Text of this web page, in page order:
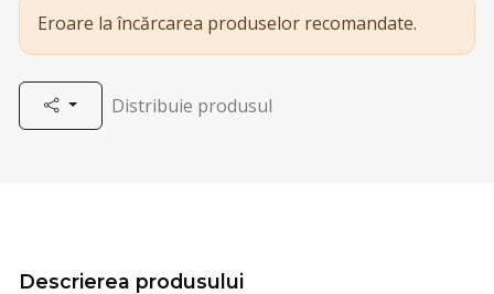
Eroare la încărcarea produselor recomandate.
Distribuie produsul
Descrierea produsului